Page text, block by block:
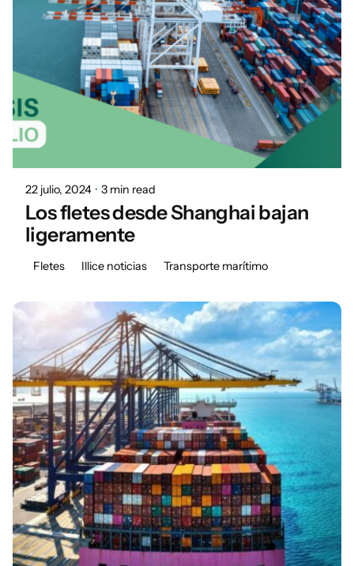
22 julio, 2024 3 min read
Los fletes desde Shanghai bajan
ligeramente
Fletes Illice noticias Transporte marítimo